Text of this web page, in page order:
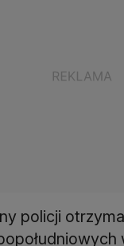
policji